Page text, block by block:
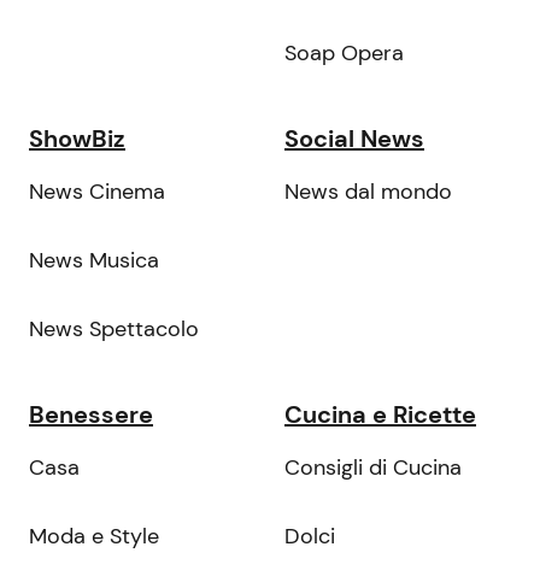
Soap Opera
ShowBiz
News Cinema
News Musica
News Spettacolo
Social News
News dal mondo
Benessere
Casa
Moda e Style
Cucina e Ricette
Consigli di Cucina
Dolci